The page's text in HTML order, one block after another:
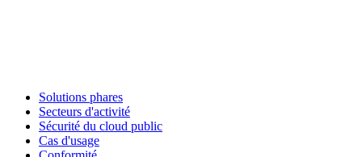
Solutions phares
Secteurs d'activité
Sécurité du cloud public
Cas d'usage